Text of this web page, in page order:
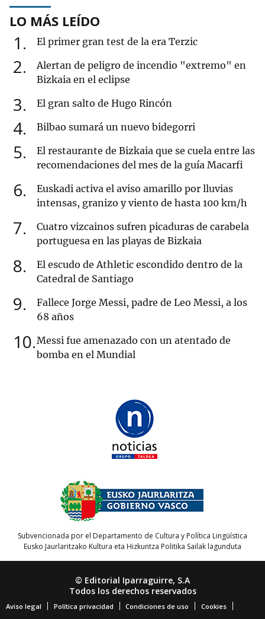
LO MÁS LEÍDO
1 El primer gran test de la era Terzic
2
Alertan de peligro de incendio "extremo" en
Bizkaia en el eclipse
3 El gran salto de Hugo Rincón
4 Bilbao sumará un nuevo bidegorri
5
El restaurante de Bizkaia que se cuela entre las
recomendaciones del mes de la guía Macarfi
6
Euskadi activa el aviso amarillo por lluvias
intensas, granizo y viento de hasta 100 km/h
7
Cuatro vizcainos sufren picaduras de carabela
portuguesa en las playas de Bizkaia
8
El escudo de Athletic escondido dentro de la
Catedral de Santiago
9
Fallece Jorge Messi, padre de Leo Messi, a los
68 años
10 Messi fue amenazado con un atentado de
bomba en el Mundial
Subvencionada por el Departamento de Cultura y Política Lingüística
Eusko Jaurlaritzako Kultura eta Hizkuntza Politika Sailak lagunduta
© Editorial Iparraguirre, S.A
Todos los derechos reservados
Aviso legal Política privacidad Condiciones de uso Cookies